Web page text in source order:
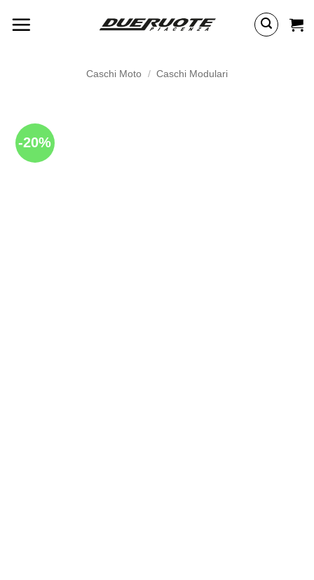
Caschi Moto / Caschi Modulari
-20%